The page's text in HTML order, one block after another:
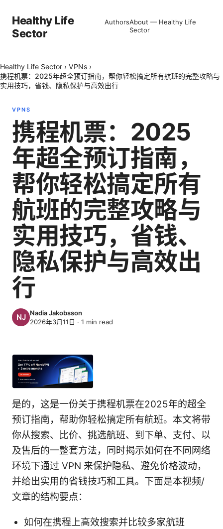
Healthy Life
Sector
AuthorsAbout — Healthy Life
Sector
Healthy Life Sector › VPNs ›
携程机票：2025年超全预订指南，帮你轻松搞定所有航班的完整攻略与
实用技巧，省钱、隐私保护与高效出行
VPNS
携程机票：2025
年超全预订指南，
帮你轻松搞定所有
航班的完整攻略与
实用技巧，省钱、
隐私保护与高效出
行
Nadia Jakobsson
2026年3月11日 · 1 min read
是的，这是一份关于携程机票在2025年的超全
预订指南，帮助你轻松搞定所有航班。本文将带
你从搜索、比价、挑选航班、到下单、支付、以
及售后的一整套方法，同时揭示如何在不同网络
环境下通过 VPN 来保护隐私、避免价格波动，
并给出实用的省钱技巧和工具。下面是本视频/
文章的结构要点：
如何在携程上高效搜索并比较多家航班